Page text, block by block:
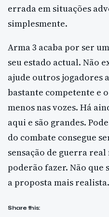
errada em situações
simplesmente.
Arma 3 acaba por ser
seu estado actual. Não
ajude outros jogadores
bastante competente e
menos nas vozes. Há
aqui e são grandes.
do combate consegue
sensação de guerra
poderão fazer. Não que
a proposta mais realista.
Share this: